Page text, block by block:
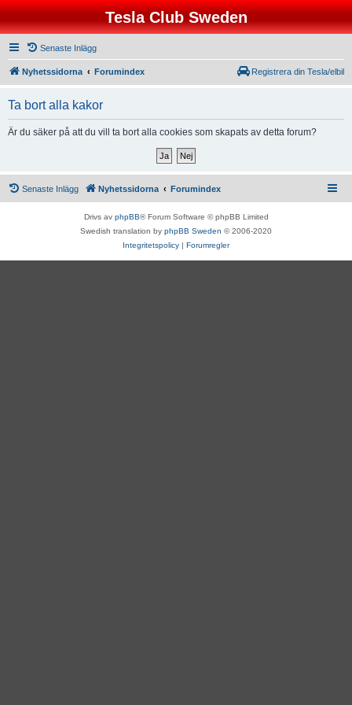
Tesla Club Sweden
Senaste Inlägg
Nyhetssidorna Forumindex Registrera din Tesla/elbil
Ta bort alla kakor
Är du säker på att du vill ta bort alla cookies som skapats av detta forum?
Senaste Inlägg Nyhetssidorna Forumindex
Drivs av phpBB® Forum Software © phpBB Limited
Swedish translation by phpBB Sweden © 2006-2020
Integritetspolicy | Forumregler